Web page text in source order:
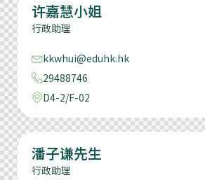
许嘉慧小姐
行政助理
kkwhui@eduhk.hk
29488746
D4-2/F-02
潘子谦先生
行政助理